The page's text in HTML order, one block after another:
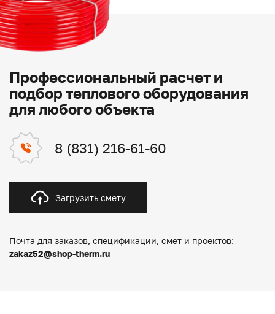
Профессиональный расчет и
подбор теплового оборудования
для любого объекта
8 (831) 216-61-60
Загрузить смету
Почта для заказов, спецификации, смет и проектов:
zakaz52@shop-therm.ru